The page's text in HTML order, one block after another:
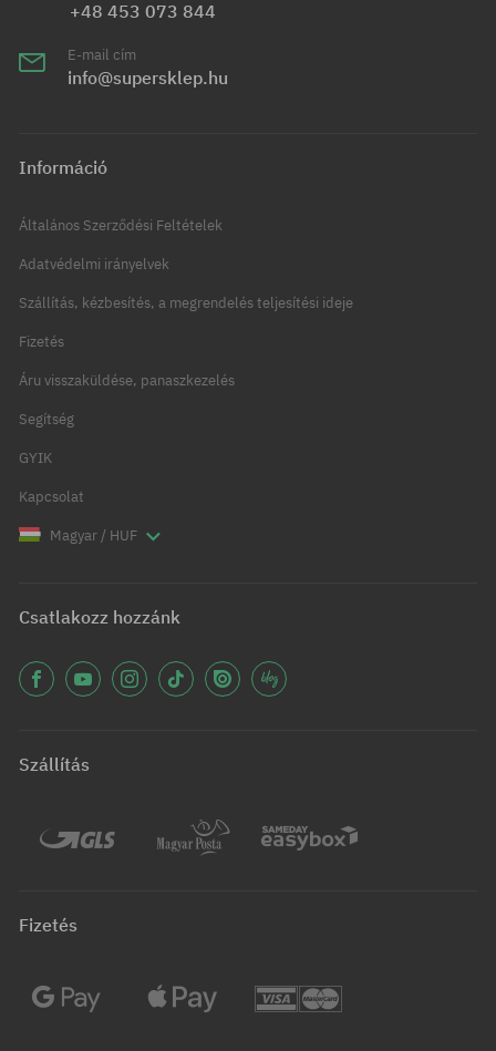
+48 453 073 844
E-mail cím
info@supersklep.hu
Információ
Általános Szerződési Feltételek
Adatvédelmi irányelvek
Szállítás, kézbesítés, a megrendelés teljesítési ideje
Fizetés
Áru visszaküldése, panaszkezelés
Segítség
GYIK
Kapcsolat
Magyar / HUF
Csatlakozz hozzánk
Szállítás
Fizetés